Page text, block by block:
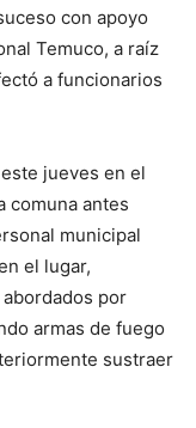
con apoyo
Temuco, a raíz
a funcionarios
jueves en el
comuna antes
municipal
el lugar,
por
armas de fuego
sustraer